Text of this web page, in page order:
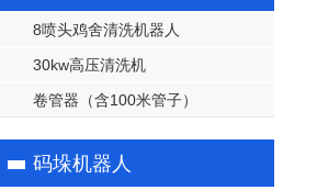
8喷头鸡舍清洗机器人
30kw高压清洗机
卷管器（含100米管子）
码垛机器人